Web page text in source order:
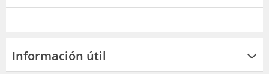
Información útil